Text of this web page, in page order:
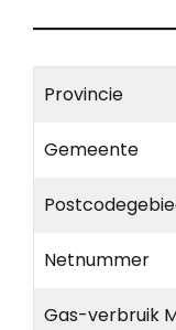
Provincie
Gemeente
Netnummer
Gas-verbruik